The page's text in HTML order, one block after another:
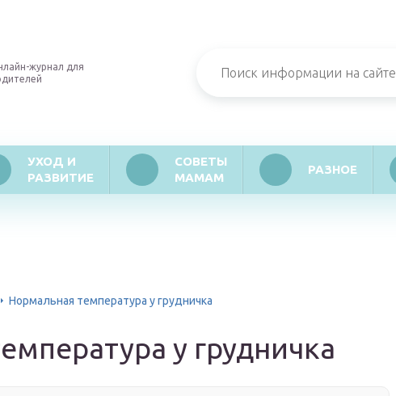
журнал для
УХОД И
РАЗВИТИЕ
СОВЕТЫ
МАМАМ
РАЗНОЕ
Нормальная температура у грудничка
у грудничка